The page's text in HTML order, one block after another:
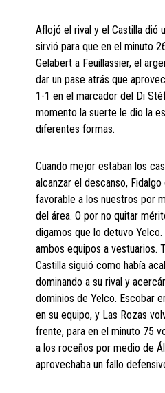
Aflojó el rival y el Castilla dió
sirvió para que en el minuto
Gelabert a Feuillassier, el
dar un pase atrás que
1-1 en el marcador del Di
momento la suerte le dio la
diferentes formas.
Cuando mejor estaban los
alcanzar el descanso,
favorable a los nuestros por
del área. O por no quitar
digamos que lo detuvo
ambos equipos a vestuarios.
Castilla siguió como había
dominando a su rival y
dominios de Yelco. Escobar
en su equipo, y Las Rozas
frente, para en el minuto 75
a los roceños por medio de
aprovechaba un fallo